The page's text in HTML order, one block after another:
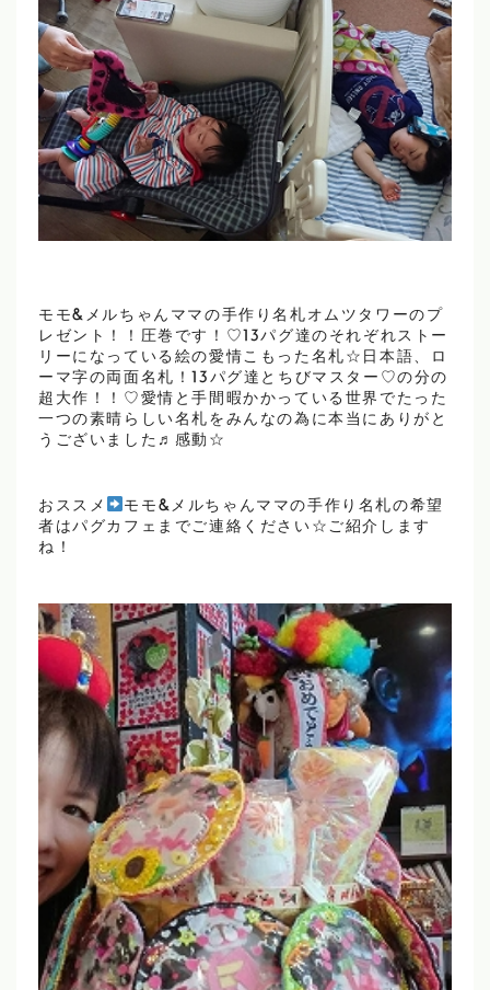
モモ&メルちゃんママの手作り名札オムツタワーのプ
レゼント！！圧巻です！♡13パグ達のそれぞれストー
リーになっている絵の愛情こもった名札☆日本語、ロ
ーマ字の両面名札！13パグ達とちびマスター♡の分の
超大作！！♡愛情と手間暇かかっている世界でたった
一つの素晴らしい名札をみんなの為に本当にありがと
うございました♬感動☆
おススメ
モモ&メルちゃんママの手作り名札の希望
者はパグカフェまでご連絡ください☆ご紹介します
ね！